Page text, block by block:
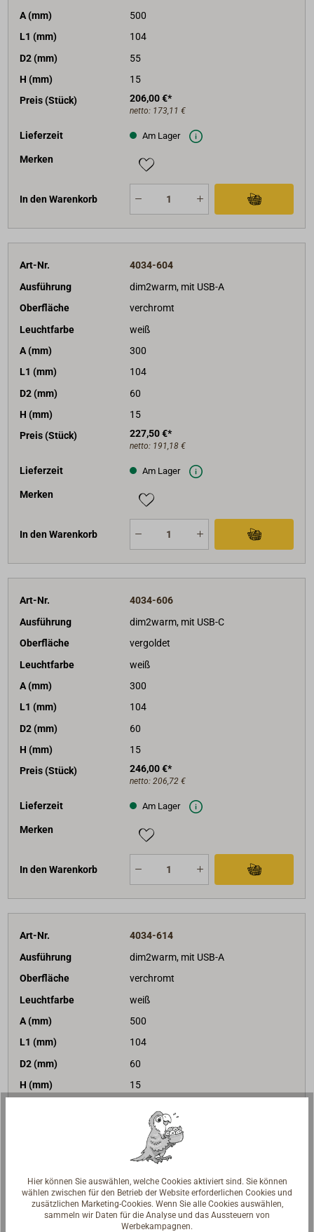
A (mm)
500
L1 (mm)
104
D2 (mm)
55
H (mm)
15
Preis (Stück)
206,00 €*
netto: 173,11 €
Lieferzeit Am Lager
Merken
In den Warenkorb
Art-Nr.
4034-604
Ausführung
dim2warm, mit USB-A
Oberfläche
verchromt
Leuchtfarbe
weiß
A (mm)
300
L1 (mm)
104
D2 (mm)
60
H (mm)
15
Preis (Stück)
227,50 €*
netto: 191,18 €
Lieferzeit Am Lager
Merken
In den Warenkorb
Art-Nr.
4034-606
Ausführung
dim2warm, mit USB-C
Oberfläche
vergoldet
Leuchtfarbe
weiß
A (mm)
300
L1 (mm)
104
D2 (mm)
60
H (mm)
15
Preis (Stück)
246,00 €*
netto: 206,72 €
Lieferzeit Am Lager
Merken
In den Warenkorb
Art-Nr.
4034-614
Ausführung
dim2warm, mit USB-A
Oberfläche
verchromt
Leuchtfarbe
weiß
A (mm)
500
L1 (mm)
104
D2 (mm)
60
H (mm)
15
netto:197,06 €
Am Lager
In den Warenkorb
Hier können Sie auswählen, welche Cookies aktiviert sind. Sie können
wählen zwischen für den Betrieb der Website erforderlichen Cookies und
zusätzlichen Marketing-Cookies. Wenn Sie alle Cookies auswählen,
sammeln wir Daten für die Analyse und das Aussteuern von
Werbekampagnen.